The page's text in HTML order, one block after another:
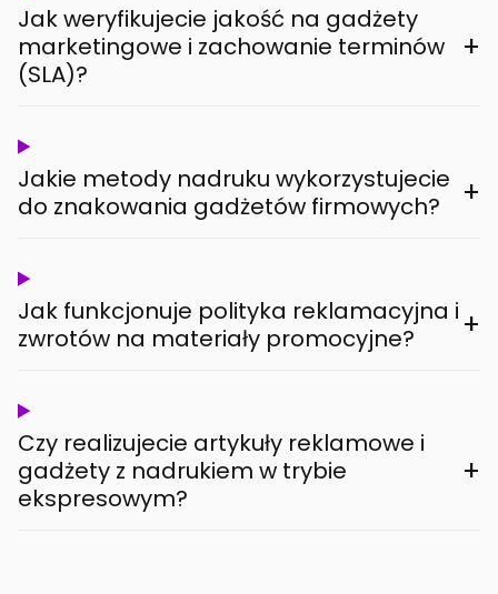
Jak weryfikujecie jakość na gadżety
marketingowe i zachowanie terminów
(SLA)?
+
Jakie metody nadruku wykorzystujecie
do znakowania gadżetów firmowych?
+
Jak funkcjonuje polityka reklamacyjna i
zwrotów na materiały promocyjne?
+
Czy realizujecie artykuły reklamowe i
gadżety z nadrukiem w trybie
ekspresowym?
+